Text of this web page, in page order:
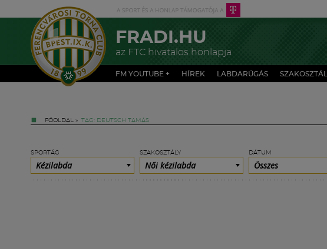
FRADI.HU
az FTC hivatalos honlapja
FM YOUTUBE + HÍREK LABDARÚGÁS
FŐOLDAL » TAG: DEUTSCH TAMÁS
SPORTÁG
Kézilabda
SZAKOSZTÁLY
Női kézilabda
DÁTUM
Összes